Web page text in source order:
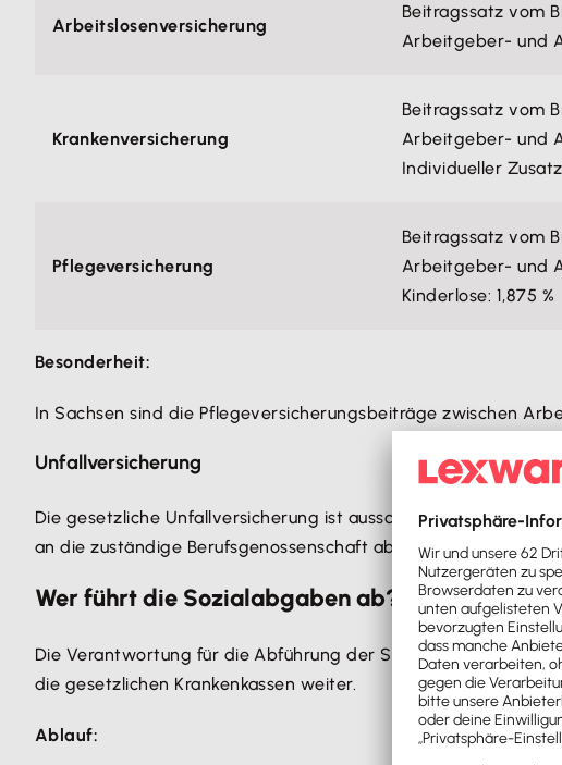
Arbeitslosenversicherung
Beitragssatz vom
Arbeitgeber- und
Krankenversicherung
Beitragssatz vom
Arbeitgeber- und
Individueller
Pflegeversicherung
Beitragssatz vom
Arbeitgeber- und
Kinderlose: 1,875 %
Besonderheit:
In Sachsen sind die Pflegeversicherungsbeiträge zwischen
Unfallversicherung
Die gesetzliche Unfallversicherung ist ausschließlichvom
an die zuständige Berufsgenossenschaft abgeführt.
Wer führt die Sozialabgaben ab?
Die Verantwortung für die Abführung der Sozialabgaben liegt
die gesetzlichen Krankenkassen weiter.
Ablauf: